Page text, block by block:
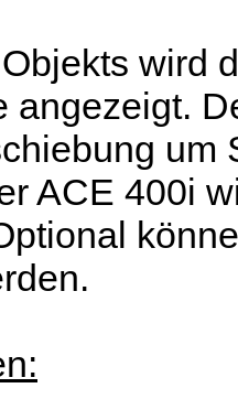
wird
angezeigt.
um
ACE 400i